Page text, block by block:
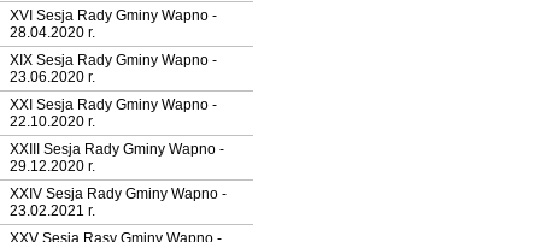
XVI Sesja Rady Gminy Wapno -
28.04.2020 r.
XIX Sesja Rady Gminy Wapno -
23.06.2020 r.
XXI Sesja Rady Gminy Wapno -
22.10.2020 r.
XXIII Sesja Rady Gminy Wapno -
29.12.2020 r.
XXIV Sesja Rady Gminy Wapno -
23.02.2021 r.
XXV Sesja Rasy Gminy Wapno -